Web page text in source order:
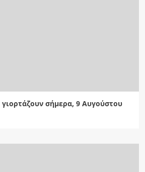
γιορτάζουν σήμερα, 9 Αυγούστου